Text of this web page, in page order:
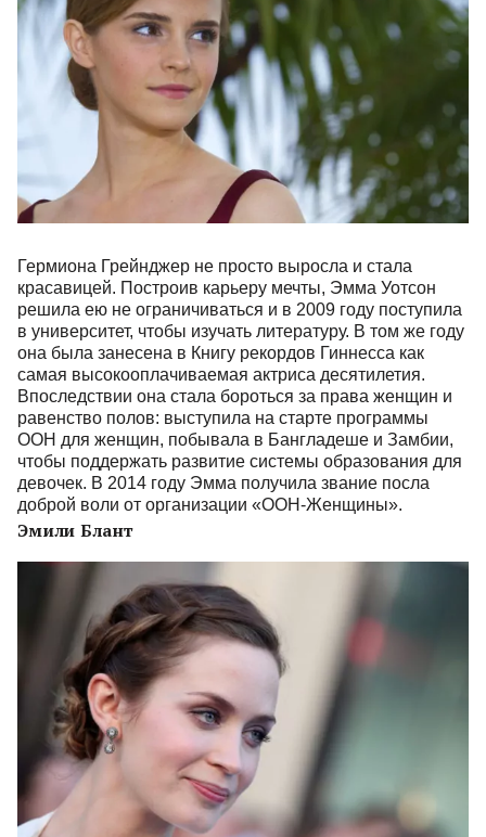
Гермиона Грейнджер не просто выросла и стала
красавицей. Построив карьеру мечты, Эмма Уотсон
решила ею не ограничиваться и в 2009 году поступила
в университет, чтобы изучать литературу. В том же году
она была занесена в Книгу рекордов Гиннесса как
самая высокооплачиваемая актриса десятилетия.
Впоследствии она стала бороться за права женщин и
равенство полов: выступила на старте программы
ООН для женщин, побывала в Бангладеше и Замбии,
чтобы поддержать развитие системы образования для
девочек. В 2014 году Эмма получила звание посла
доброй воли от организации «ООН-Женщины».
Эмили Блант